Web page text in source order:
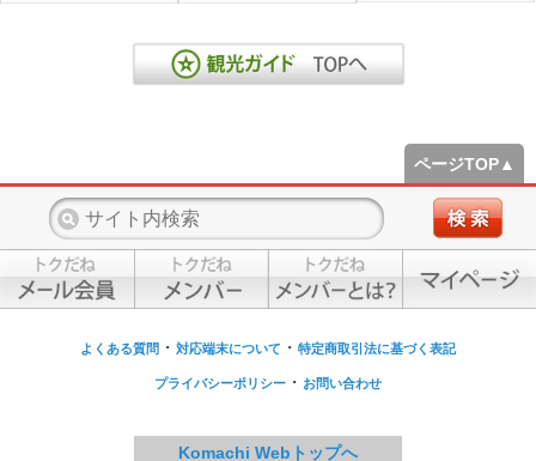
ページTOP▲
よくある質問 ・ 対応端末について ・ 特定商取引法に基づく表記
プライバシーポリシー ・ お問い合わせ
Komachi Webトップへ